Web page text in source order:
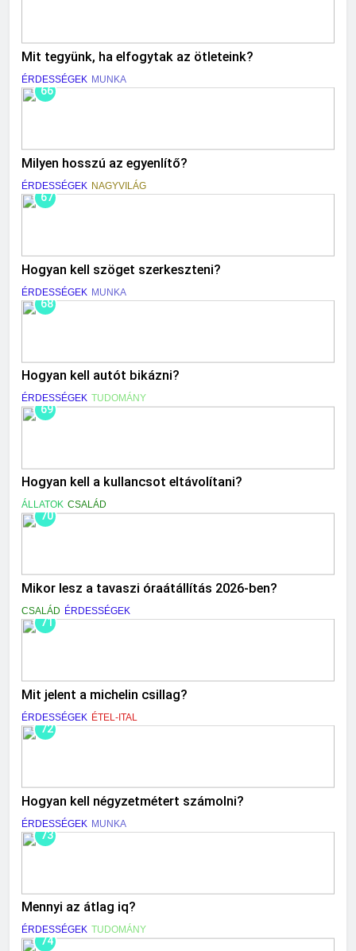
Mit tegyünk, ha elfogytak az ötleteink?
ÉRDESSÉGEK MUNKA
66
Milyen hosszú az egyenlítő?
ÉRDESSÉGEK NAGYVILÁG
67
Hogyan kell szöget szerkeszteni?
ÉRDESSÉGEK MUNKA
68
Hogyan kell autót bikázni?
ÉRDESSÉGEK TUDOMÁNY
69
Hogyan kell a kullancsot eltávolítani?
ÁLLATOK CSALÁD
70
Mikor lesz a tavaszi óraátállítás 2026-ben?
CSALÁD ÉRDESSÉGEK
71
Mit jelent a michelin csillag?
ÉRDESSÉGEK ÉTEL-ITAL
72
Hogyan kell négyzetmétert számolni?
ÉRDESSÉGEK MUNKA
73
Mennyi az átlag iq?
ÉRDESSÉGEK TUDOMÁNY
74